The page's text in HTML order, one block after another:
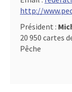
http://
Président :
20 950 cartes
Pêche